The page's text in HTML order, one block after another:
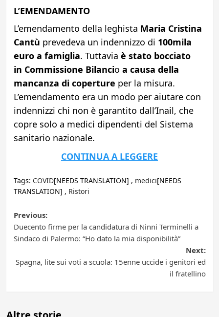
L’EMENDAMENTO
L’emendamento della leghista Maria Cristina
Cantù prevedeva un indennizzo di 100mila
euro a famiglia. Tuttavia è stato bocciato
in Commissione Bilancio a causa della
mancanza di coperture per la misura.
L’emendamento era un modo per aiutare con
indennizzi chi non è garantito dall’Inail, che
copre solo a medici dipendenti del Sistema
sanitario nazionale.
CONTINUA A LEGGERE
Tags: COVID[NEEDS TRANSLATION] , medici[NEEDS
TRANSLATION] , Ristori
Post
navigation
Previous:
Duecento firme per la candidatura di Ninni Terminelli a
Sindaco di Palermo: “Ho dato la mia disponibilità”
Next:
Spagna, lite sui voti a scuola: 15enne uccide i genitori ed
il fratellino